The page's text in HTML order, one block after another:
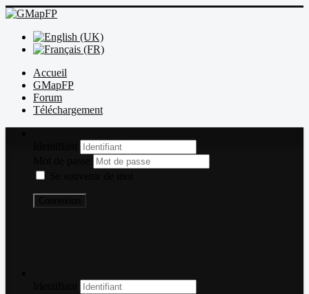
Accueil
GMapFP
Forum
Téléchargement